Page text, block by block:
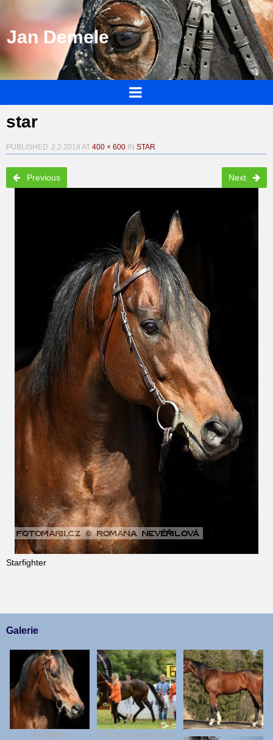
Jan Demele
star
PUBLISHED 2.2.2018 AT 400 × 600 IN STAR
Previous Next
Starfighter
Galerie
Starfighter Vítězství Sebastiano